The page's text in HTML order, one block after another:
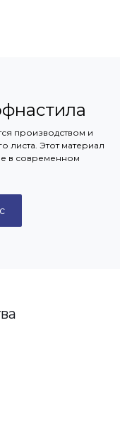
производством и
листа. Этот материал
в современном